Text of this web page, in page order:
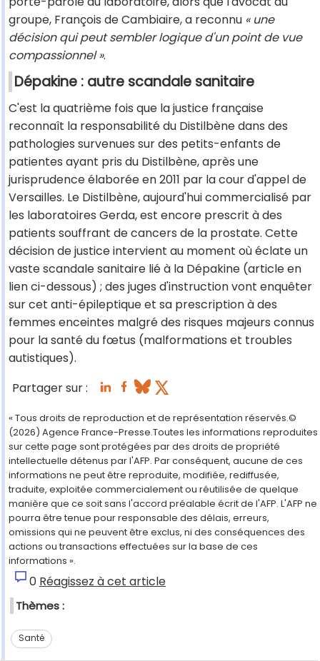
groupe, François de Cambiaire, a reconnu « une
décision qui peut sembler logique d'un point de vue
compassionnel ».
Dépakine : autre scandale sanitaire
C'est la quatrième fois que la justice française
reconnaît la responsabilité du Distilbène dans des
pathologies survenues sur des petits-enfants de
patientes ayant pris du Distilbène, après une
jurisprudence élaborée en 2011 par la cour d'appel de
Versailles. Le Distilbène, aujourd'hui commercialisé par
les laboratoires Gerda, est encore prescrit à des
patients souffrant de cancers de la prostate. Cette
décision de justice intervient au moment où éclate un
vaste scandale sanitaire lié à la Dépakine (article en
lien ci-dessous) ; des juges d'instruction vont enquêter
sur cet anti-épileptique et sa prescription à des
femmes enceintes malgré des risques majeurs connus
pour la santé du fœtus (malformations et troubles
autistiques).
Partager sur :
« Tous droits de reproduction et de représentation réservés.©
(2026) Agence France-Presse.Toutes les informations reproduites
sur cette page sont protégées par des droits de propriété
intellectuelle détenus par l'AFP. Par conséquent, aucune de ces
informations ne peut être reproduite, modifiée, rediffusée,
traduite, exploitée commercialement ou réutilisée de quelque
manière que ce soit sans l'accord préalable écrit de l'AFP. L'AFP ne
pourra être tenue pour responsable des délais, erreurs,
omissions qui ne peuvent être exclus, ni des conséquences des
actions ou transactions effectuées sur la base de ces
informations ».
0 Réagissez à cet article
Thèmes :
Santé